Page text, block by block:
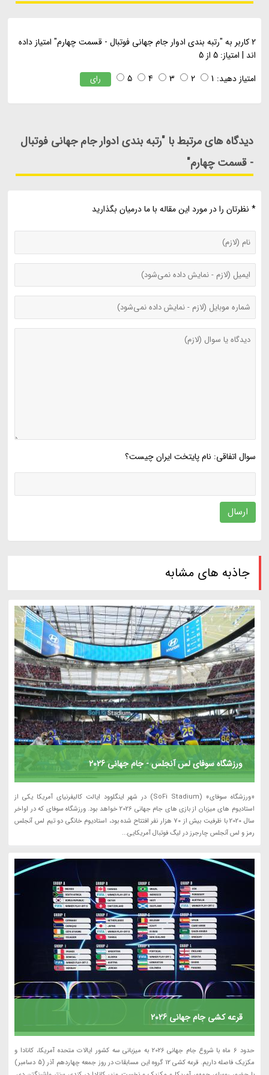
2کاربر به "رتبه بندی ادوار جام جهانی فوتبال - قسمت چهارم" امتیاز داده
اند | امتیاز: 5از 5
امتیاز دهید: 1
2
3
4
5 رای
دیدگاه های مرتبط با "رتبه بندی ادوار جام جهانی فوتبال
- قسمت چهارم"
* نظرتان را در مورد این مقاله با ما درمیان بگذارید
سوال اتفاقی: نام پایتخت ایران چیست؟
ارسال
جاذبه های مشابه
ورزشگاه سوفای لس آنجلس - جام جهانی 2026
«ورزشگاه سوفای» (SoFi Stadium) در شهر اینگلوود ایالت کالیفرنیای آمریکا یکی از
استادیوم های میزبان از بازی های جام جهانی 2026 خواهد بود. ورزشگاه سوفای که در اواخر
سال 2020 با ظرفیت بیش از 70 هزار نفر افتتاح شده بود، استادیوم خانگی دو تیم لس آنجلس
رمز و لس آنجلس چارجرز در لیگ فوتبال آمریکایی...
قرعه کشی جام جهانی 2026
حدود 6 ماه با شروع جام جهانی 2026 به میزبانی سه کشور ایالات متحده آمریکا، کانادا و
مکزیک فاصله داریم. قرعه کشی 12 گروه این مسابقات در روز جمعه چهاردهم آذر (5 دسامبر)